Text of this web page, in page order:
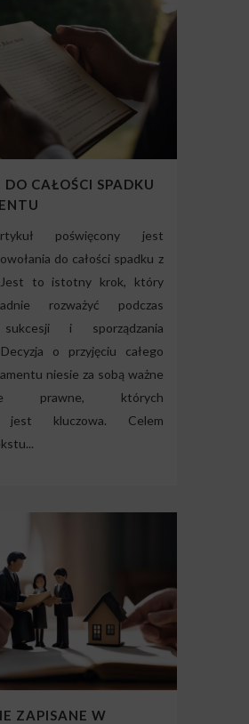
CAŁOŚCI SPADKU
poświęcony jest
do całości spadku z
to istotny krok, który
rozważyć podczas
sukcesji i sporządzania
o przyjęciu całego
niesie za sobą ważne
prawne, których
jest kluczowa. Celem
ZAPISANE W